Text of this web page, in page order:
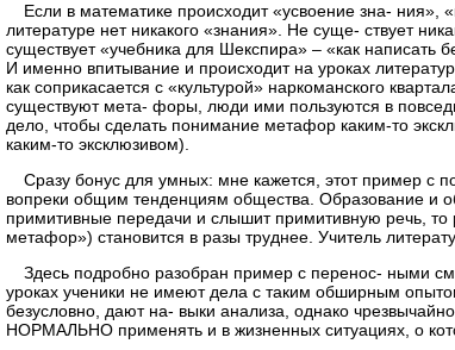
Если в математике происходит «усвоение зна-
литературе нет никакого «знания». Не суще- ствует
существует «учебника для Шекспира» – «как написать
И именно впитывание и происходит на уроках
как соприкасается с «культурой» наркоманского
существуют мета- форы, люди ими пользуются в
дело, чтобы сделать понимание метафор каким-то
каким-то эксклюзивом).
Сразу бонус для умных: мне кажется, этот пример с
вопреки общим тенденциям общества. Образование и
примитивные передачи и слышит примитивную речь, то
метафор») становится в разы труднее. Учитель
Здесь подробно разобран пример с перенос- ными
уроках ученики не имеют дела с таким обширным
безусловно, дают на- выки анализа, однако
НОРМАЛЬНО применять и в жизненных ситуациях, о